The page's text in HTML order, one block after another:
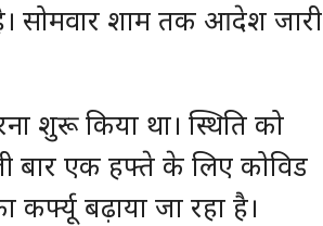
सोमवार शाम तक आदेश जारी
शुरू किया था। स्थिति को
बार एक हफ्ते के लिए कोविड
बढ़ाया जा रहा है।